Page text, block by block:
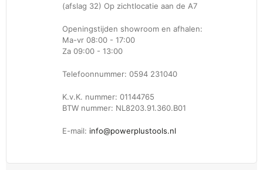
(afslag 32) Op zichtlocatie aan de A7
Openingstijden showroom en afhalen:
Ma-vr 08:00 - 17:00
Za 09:00 - 13:00
Telefoonnummer: 0594 231040
K.v.K. nummer: 01144765
BTW nummer: NL8203.91.360.B01
E-mail: info@powerplustools.nl